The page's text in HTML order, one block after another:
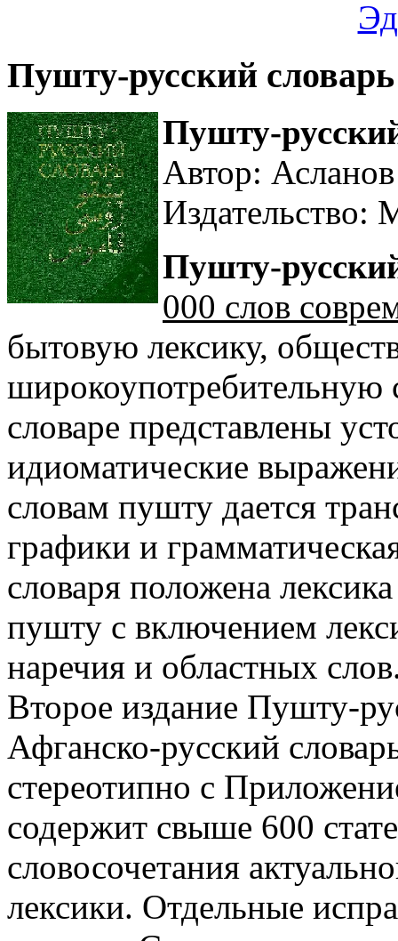
Пушту-русский словарь
Пушту-
Автор:
Издательство:
Пушту-
000 слов
бытовую лексику,
словаре представлены
идиоматические
словам пушту дается
графики и
словаря положена
пушту с включением
наречия и областных
Второе издание Пушту-
Афганско-русский
стереотипно с
содержит свыше 600
словосочетания
лексики. Отдельные